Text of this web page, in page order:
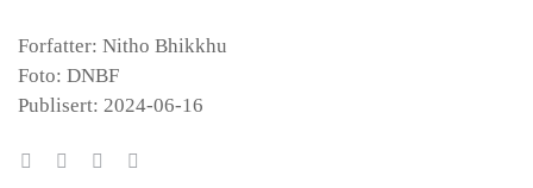
Forfatter: Nitho Bhikkhu
Foto: DNBF
Publisert: 2024-06-16